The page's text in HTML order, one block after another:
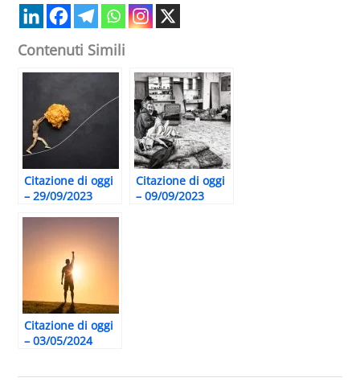
Contenuti Simili
Citazione di oggi
– 29/09/2023
Citazione di oggi
– 09/09/2023
Citazione di oggi
– 03/05/2024